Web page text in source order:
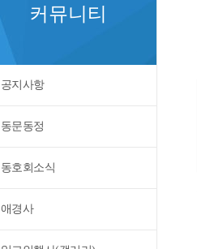
커뮤니티
공지사항
동문동정
동호회소식
애경사